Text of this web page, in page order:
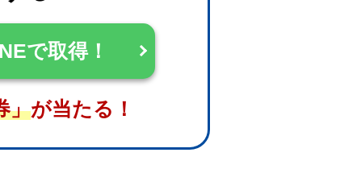
で取得！
」が当たる！